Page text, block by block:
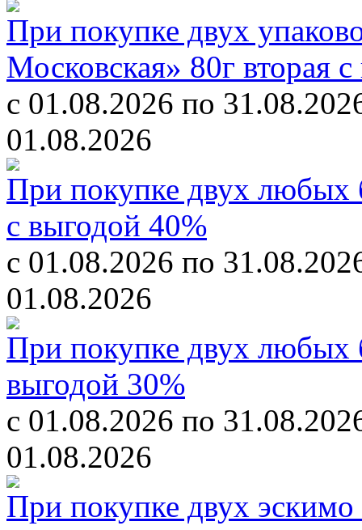
При покупке двух
Московская» 80г вторая
с 01.08.2026 по
01.08.2026
При покупке двух любых
с выгодой 40%
с 01.08.2026 по
01.08.2026
При покупке двух любых
выгодой 30%
с 01.08.2026 по
01.08.2026
При покупке двух